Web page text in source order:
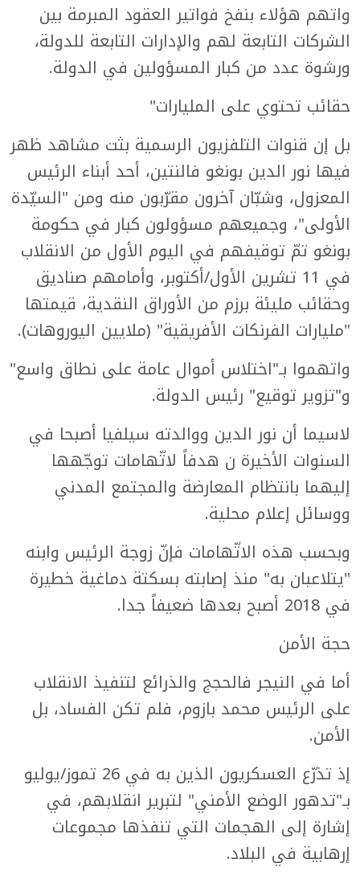
واتهم هؤلاء بنفخ فواتير العقود المبرمة بين
الشركات التابعة لهم والإدارات التابعة للدولة،
ورشوة عدد من كبار المسؤولين في الدولة.
حقائب تحتوي على المليارات"
بل إن قنوات التلفزيون الرسمية بثت مشاهد ظهر
فيها نور الدين بونغو فالنتين، أحد أبناء الرئيس
المعزول، وشبّان آخرون مقرّبون منه ومن "السيّدة
الأولى"، وجميعهم مسؤولون كبار في حكومة
بونغو تمّ توقيفهم في اليوم الأول من الانقلاب
في 11 تشرين الأول/أكتوبر، وأمامهم صناديق
وحقائب مليئة برزم من الأوراق النقدية، قيمتها
"مليارات الفرنكات الأفريقية" (ملايين اليوروهات).
واتهموا بـ"اختلاس أموال عامة على نطاق واسع"
و"تزوير توقيع" رئيس الدولة.
لاسيما أن نور الدين ووالدته سيلفيا أصبحا في
السنوات الأخيرة ن هدفاً لاتّهامات توجّهها
إليهما بانتظام المعارضة والمجتمع المدني
ووسائل إعلام محلية.
وبحسب هذه الاتّهامات فإنّ زوجة الرئيس وابنه
"يتلاعبان به" منذ إصابته بسكتة دماغية خطيرة
في 2018 أصبح بعدها ضعيفاً جدا.
حجة الأمن
أما في النيجر فالحجج والذرائع لتنفيذ الانقلاب
على الرئيس محمد بازوم، فلم تكن الفساد، بل
الأمن.
إذ تذرّع العسكريون الذين به في 26 تموز/يوليو
بـ"تدهور الوضع الأمني" لتبرير انقلابهم، في
إشارة إلى الهجمات التي تنفذها مجموعات
إرهابية في البلاد.